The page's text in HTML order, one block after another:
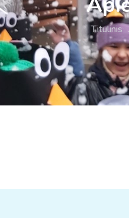
Titulinis .